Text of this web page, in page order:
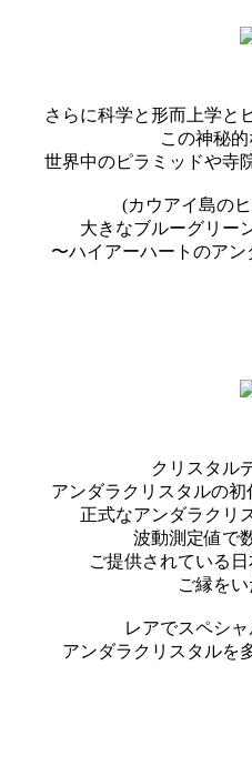
さらに科学と形而上学と
この神秘的
世界中のピラミッドや寺
(カウアイ島の
大きなブルーグリー
〜ハイアーハートのア
クリスタル
アンダラクリスタルの
正式なアンダラクリ
波動測定値で
ご提供されている
ご縁を
レアでスペシ
アンダラクリスタルを